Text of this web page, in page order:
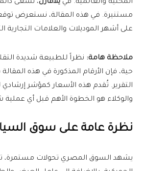
المحلية والعالمية. في يلاقارن، نسعى
مستنيرة. في هذه المقالة، نستعرض
على أشهر الموديلات والعلامات التجارية
ملاحظة هامة: نظراً للطبيعة شديدة
حية، فإن الأرقام المذكورة في هذه
التقرير. تُقدم هذه الأسعار كمؤشر
والوكلاء هو الخطوة الأهم قبل أي عملية
نظرة عامة على سوق
يشهد السوق المصري تحولات مستمرة،